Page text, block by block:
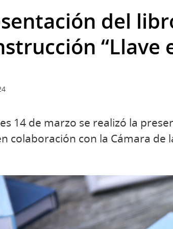
del
“Llave
14 de marzo se realizó la
colaboración con la Cámara de